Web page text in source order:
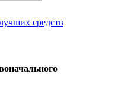
средств